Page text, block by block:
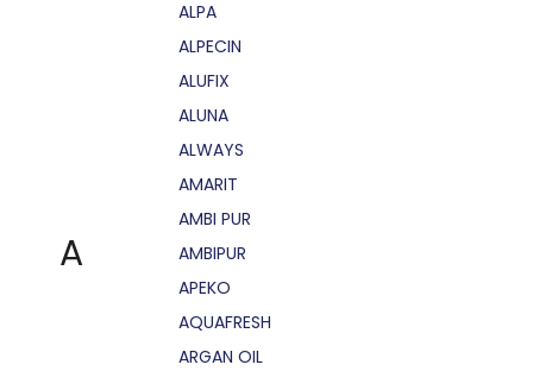
A
ALPA
ALPECIN
ALUFIX
ALUNA
ALWAYS
AMARIT
AMBI PUR
AMBIPUR
APEKO
AQUAFRESH
ARGAN OIL